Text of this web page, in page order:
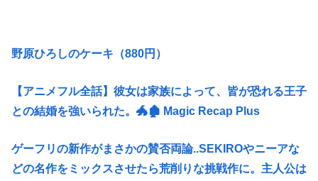
野原ひろしのケーキ（880円）
【アニメフル全話】彼女は家族によって、皆が恐れる王子
との結婚を強いられた。🐲🏚 Magic Recap Plus
ゲーフリの新作がまさかの賛否両論..SEKIROやニーアな
どの名作をミックスさせたら荒削りな挑戦作に。主人公は